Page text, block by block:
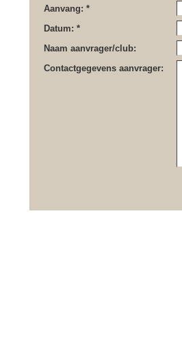
Aanvang: *
Datum: *
Naam aanvrager/club:
Contactgegevens aanvrager: